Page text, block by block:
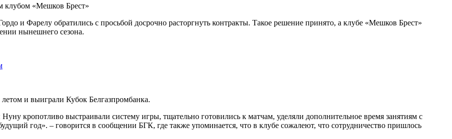
и Фарелу обратились с просьбой досрочно расторгнуть контракты. Такое решение принято, а клубе «Мешков Брест»
нынешнего сезона.
и выиграли Кубок Белгазпромбанка.
кропотливо выстраивали систему игры, тщательно готовились к матчам, уделяли дополнительное время занятиям с
год». – говорится в сообщении БГК, где также упоминается, что в клубе сожалеют, что сотрудничество пришлось